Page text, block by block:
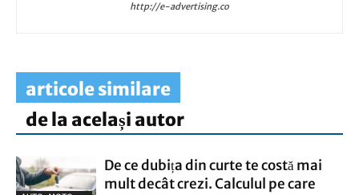
http://e-advertising.co
articole similare
de la același autor
De ce dubița din curte te costă mai
mult decât crezi. Calculul pe care